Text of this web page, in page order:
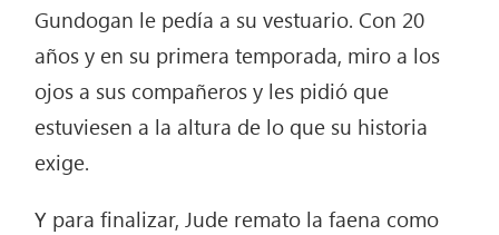
Gundogan le pedía a su vestuario. Con 20
años y en su primera temporada, miro a los
ojos a sus compañeros y les pidió que
estuviesen a la altura de lo que su historia
exige.
Y para finalizar, Jude remato la faena como